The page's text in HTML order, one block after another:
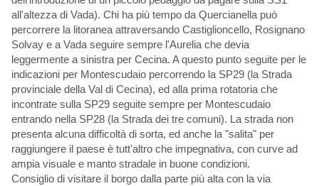
all'altezza di Vada). Chi ha più tempo da Quercianella può
percorrere la litoranea attraversando Castiglioncello, Rosignano
Solvay e a Vada seguire sempre l'Aurelia che devia
leggermente a sinistra per Cecina. A questo punto seguite per le
indicazioni per Montescudaio percorrendo la SP29 (la Strada
provinciale della Val di Cecina), ed alla prima rotatoria che
incontrate sulla SP29 seguite sempre per Montescudaio
entrando nella SP28 (la Strada dei tre comuni). La strada non
presenta alcuna difficoltà di sorta, ed anche la "salita" per
raggiungere il paese è tutt'altro che impegnativa, con curve ad
ampia visuale e manto stradale in buone condizioni.
Consiglio di visitare il borgo dalla parte più alta con la via